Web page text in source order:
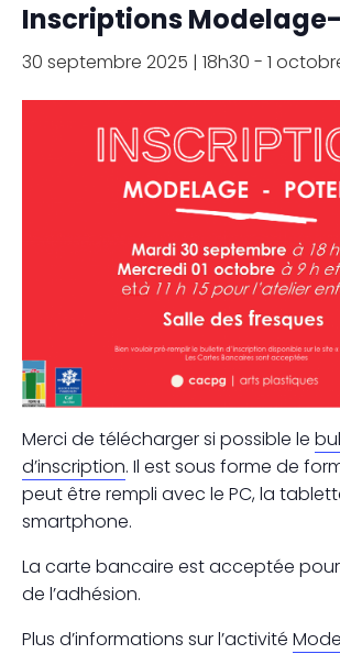
Inscriptions
30 septembre 2025 | 18h30 - 1
Merci de télécharger si possible le
d’inscription. Il est sous forme de
peut être rempli avec le PC, la
smartphone.
La carte bancaire est acceptée
de l’adhésion.
Plus d’informations sur l’activité